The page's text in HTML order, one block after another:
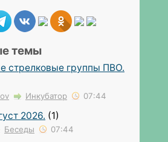
темы
стрелковые группы ПВО.
Инкубатор 07:44
2026. (1)
Беседы 07:44